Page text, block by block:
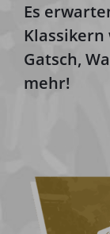
Es
Gatsch,
mehr!